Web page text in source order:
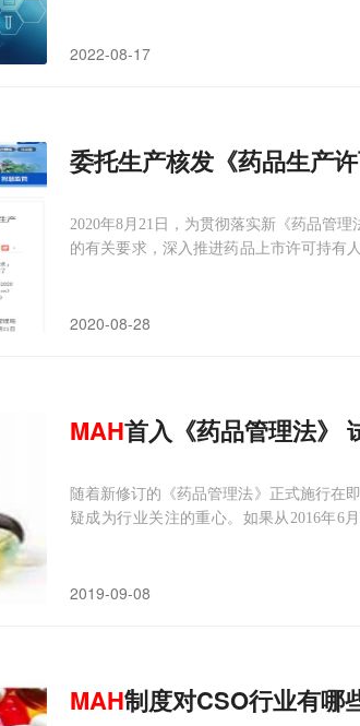
2022-08-17
委托生产核发《药品生产
2020年8月21日，为贯彻落实新《药品管
的有关要求，深入推进药品上市许可持有
2020-08-28
MAH首入《药品管理法》
随着新修订的《药品管理法》正式施行在
疑成为行业关注的重心。如果从2016年6
2019-09-08
MAH制度对CSO行业有哪